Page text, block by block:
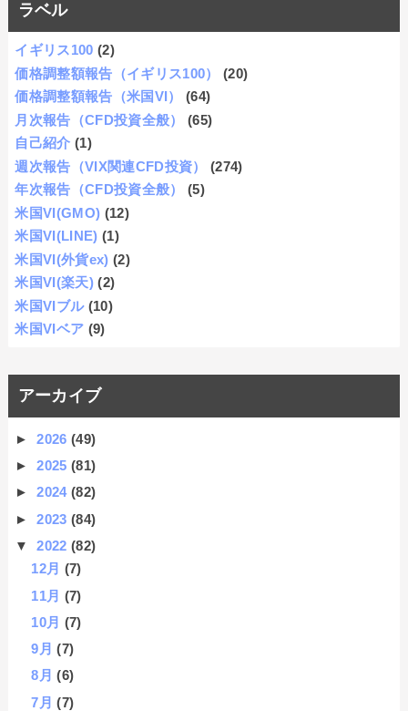
ラベル
イギリス100 (2)
価格調整額報告（イギリス100）
(20)
価格調整額報告（米国VI）
(64)
月次報告（CFD投資全般）
(65)
自己紹介 (1)
週次報告（VIX関連CFD投資）
(274)
年次報告（CFD投資全般）
(5)
米国VI(GMO) (12)
米国VI(LINE) (1)
米国VI(外貨ex) (2)
米国VI(楽天) (2)
米国VIブル (10)
米国VIベア (9)
アーカイブ
►2026(49)
►2025(81)
►2024(82)
►2023(84)
▼2022(82)
12月 (7)
11月 (7)
10月 (7)
9月(7)
8月(6)
7月(7)